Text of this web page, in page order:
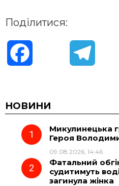
Поділитися:
c
e
o
e
g
r
НОВИНИ
Микулинецька
Героя
09.08.2026, 14:46
Фатальний
судитимуть
загинула жінка